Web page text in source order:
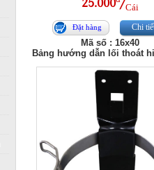
25.000 /Cái
Đặt hàng Chi
Mã số : 16x40
Bảng hướng dẫn lối thoát